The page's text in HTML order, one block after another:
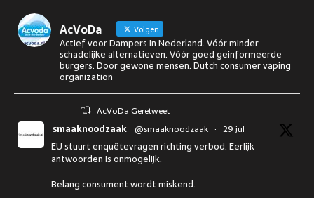
AcVoDa Volgen
Actief voor Dampers in Nederland. Vóór minder
schadelijke alternatieven. Vóór goed geinformeerde
burgers. Door gewone mensen. Dutch consumer vaping
organization
AcVoDa Geretweet
smaaknoodzaak @smaaknoodzaak · 29 jul
EU stuurt enquêtevragen richting verbod. Eerlijk
antwoorden is onmogelijk.
Belang consument wordt miskend.